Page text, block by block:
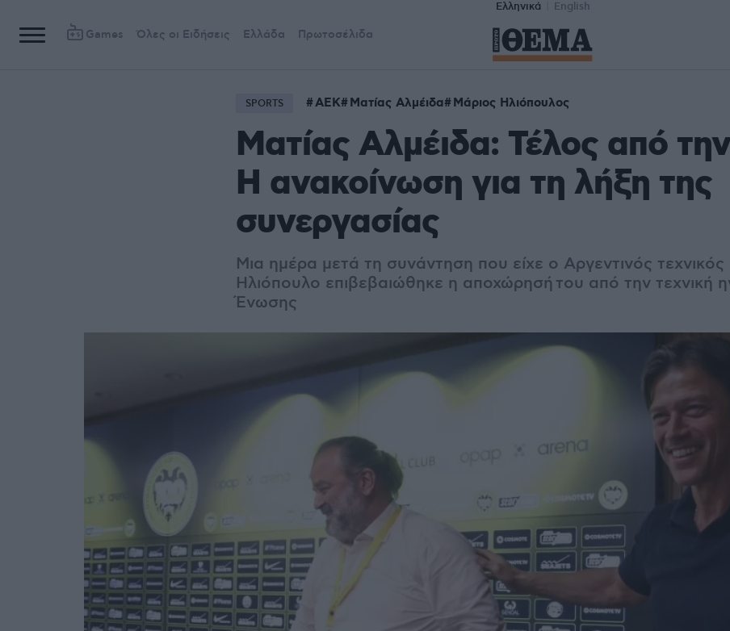
Ελληνικά English
Games Όλες οι Ειδήσεις Ελλάδα Πρωτοσέλιδα
SPORTS ΑΕΚ Ματίας Αλμέιδα Μάριος Ηλιόπουλος
Ματίας Αλμέιδα: Τέλος από
Η ανακοίνωση για τη λήξη της
συνεργασίας
Μια ημέρα μετά τη συνάντηση που είχε ο Αργεντινός
Ηλιόπουλο επιβεβαιώθηκε η αποχώρησή του από την τεχνική
Ένωσης